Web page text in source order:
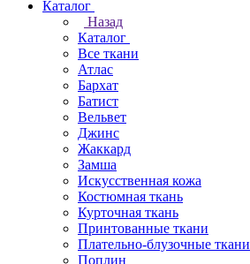
Каталог
Назад
Каталог
Все ткани
Атлас
Бархат
Батист
Вельвет
Джинс
Жаккард
Замша
Искусственная кожа
Костюмная ткань
Курточная ткань
Принтованные ткани
Плательно-блузочные ткани
Поплин